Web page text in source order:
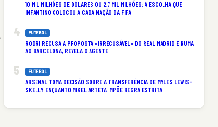
10 MIL MILHÕES DE DÓLARES OU 2,7 MIL MILHÕES: A ESCOLHA QUE
INFANTINO COLOCOU A CADA NAÇÃO DA FIFA
FUTEBOL
RODRI RECUSA A PROPOSTA «IRRECUSÁVEL» DO REAL MADRID E RUMA
AO BARCELONA, REVELA O AGENTE
FUTEBOL
ARSENAL TOMA DECISÃO SOBRE A TRANSFERÊNCIA DE MYLES LEWIS-
SKELLY ENQUANTO MIKEL ARTETA IMPÕE REGRA ESTRITA